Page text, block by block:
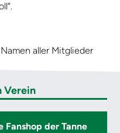
aller Mitglieder
Verein
Fanshop der Tanne